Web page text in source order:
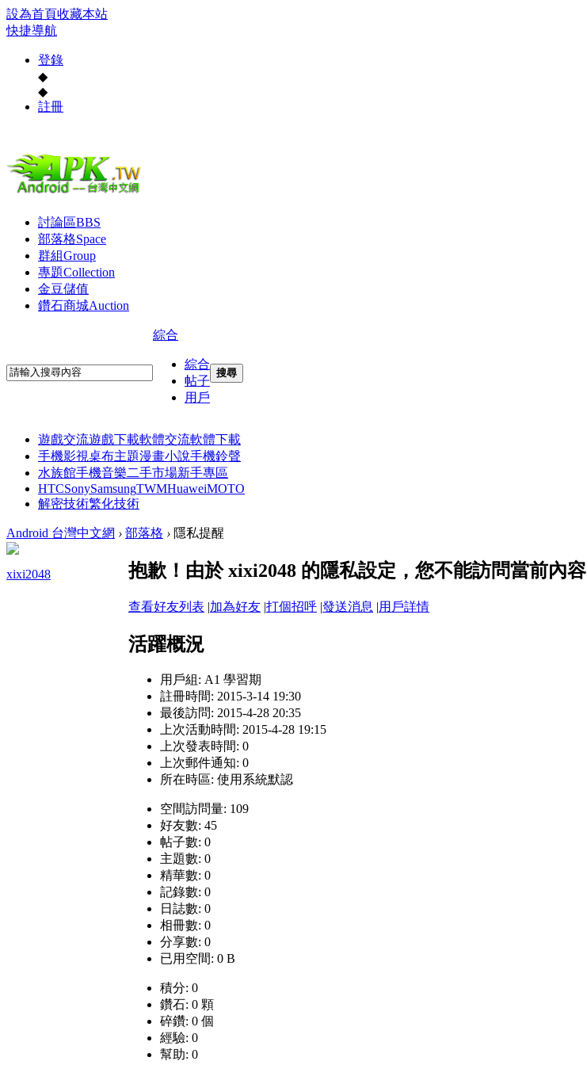
設為首頁收藏本站
快捷導航
登錄
◆
◆
註冊
討論區BBS
部落格Space
群組Group
專題Collection
金豆儲值
鑽石商城Auction
綜合
綜合
帖子
用戶
搜尋
遊戲交流遊戲下載軟體交流軟體下載
手機影視桌布主題漫畫小說手機鈴聲
水族館手機音樂二手市場新手專區
HTCSonySamsungTWMHuaweiMOTO
解密技術繁化技術
Android 台灣中文網 › 部落格 › 隱私提醒
xixi2048 抱歉！由於 xixi2048 的隱私設定，您不能訪問當前內容
查看好友列表 |加為好友 |打個招呼 |發送消息 |用戶詳情
活躍概況
用戶組: A1 學習期
註冊時間: 2015-3-14 19:30
最後訪問: 2015-4-28 20:35
上次活動時間: 2015-4-28 19:15
上次發表時間: 0
上次郵件通知: 0
所在時區: 使用系統默認
空間訪問量: 109
好友數: 45
帖子數: 0
主題數: 0
精華數: 0
記錄數: 0
日誌數: 0
相冊數: 0
分享數: 0
已用空間: 0 B
積分: 0
鑽石: 0 顆
碎鑽: 0 個
經驗: 0
幫助: 0